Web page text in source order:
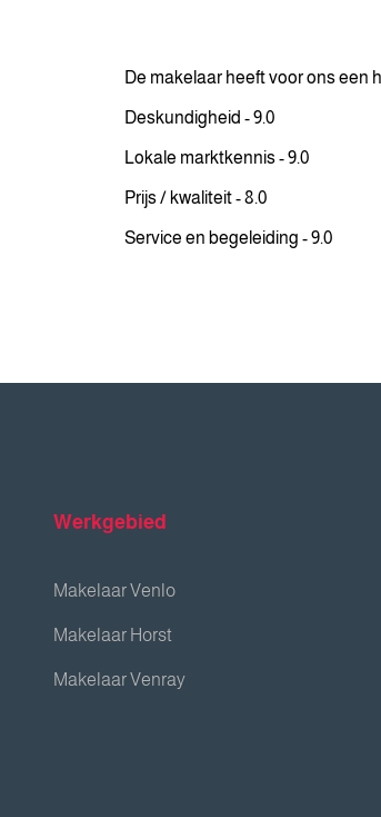
De makelaar heeft voor ons een
Deskundigheid - 9.0
Lokale marktkennis - 9.0
Prijs / kwaliteit - 8.0
Service en begeleiding - 9.0
Werkgebied
Makelaar Venlo
Makelaar Horst
Makelaar Venray